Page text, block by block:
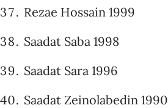
Rezae Hossain 1999
Saadat Saba 1998
Saadat Sara 1996
Saadat Zeinolabedin 1990